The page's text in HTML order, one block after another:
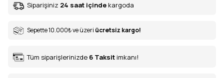
Siparişiniz 24 saat içinde kargoda
Sepette 10.000₺ve üzeri ücretsiz kargo!
Tüm siparişlerinizde 6 Taksit imkanı!